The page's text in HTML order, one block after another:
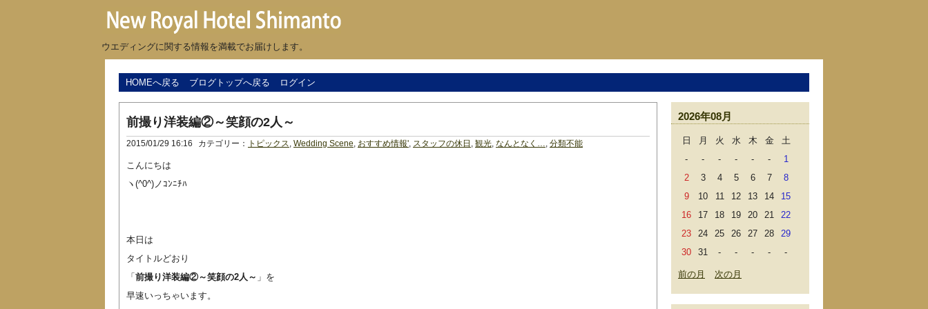
ウエディングに関する情報を満載でお届けします。
HOMEへ戻る ブログトップへ戻る ログイン
前撮り洋装編②～笑顔の2人～
2015/01/29 16:16 カテゴリー： トピックス Wedding Scene おすすめ情報' スタッフの休日 観光 なんとなく… 分類不能
こんにちは
ヽ(^0^)ノｺﾝﾆﾁﾊ
本日は
タイトルどおり
「 前撮り洋装編②～笑顔の2人～ 」を
早速いっちゃいます。
2026年08月
日 月 火 水 木 金
土
-
- - - - -
1
2
3 4 5 6 7
8
9
10 11 12 13 14
15
16
17 18 19 20 21
22
23
24 25 26 27 28
29
30
31 - - - - -
前の月 次の月